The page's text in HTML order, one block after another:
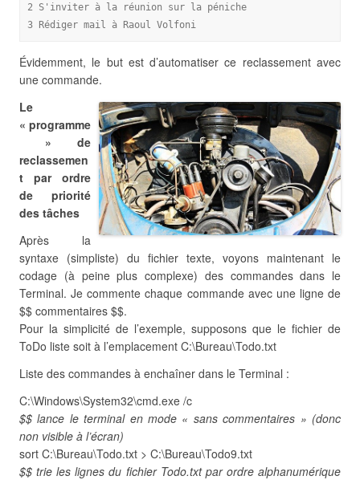
2 S'inviter à la réunion sur la péniche
3 Rédiger mail à Raoul Volfoni
Évidemment, le but est d’automatiser ce reclassement avec
une commande.
Le
« programme
» de
reclassemen
t par ordre
de priorité
des tâches
Après la
syntaxe (simpliste) du fichier texte, voyons maintenant le
codage (à peine plus complexe) des commandes dans le
Terminal. Je commente chaque commande avec une ligne de
$$ commentaires $$.
Pour la simplicité de l’exemple, supposons que le fichier de
ToDo liste soit à l’emplacement C:\Bureau\Todo.txt
Liste des commandes à enchaîner dans le Terminal :
C:\Windows\System32\cmd.exe /c
$$ lance le terminal en mode « sans commentaires » (donc
non visible à l’écran)
sort C:\Bureau\Todo.txt > C:\Bureau\Todo9.txt
$$ trie les lignes du fichier Todo.txt par ordre alphanumérique